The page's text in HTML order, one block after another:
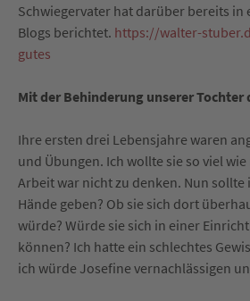
Schwiegervater hat darüber bereits in
Blogs berichtet. https://walter-
gutes
Mit der Behinderung unserer Tochter
Ihre ersten drei Lebensjahre waren
und Übungen. Ich wollte sie so viel
Arbeit war nicht zu denken. Nun sollte
Hände geben? Ob sie sich dort
würde? Würde sie sich in einer
können? Ich hatte ein schlechtes
ich würde Josefine vernachlässigen